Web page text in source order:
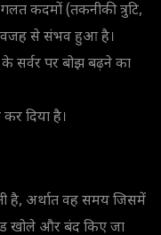
गलत कदमों (तकनीकी त्रुटि,
वजह से संभव हुआ है।
सर्वर पर बोझ बढ़ने का
दिया है।
है, अर्थात वह समय जिसमें
खोले और बंद किए जा